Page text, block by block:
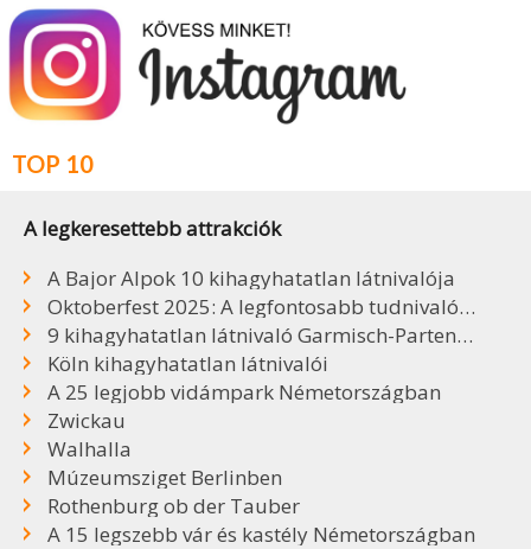
TOP 10
A legkeresettebb attrakciók
A Bajor Alpok 10 kihagyhatatlan látnivalója
Oktoberfest 2025: A legfontosabb tudnivalók, sörök, árak
9 kihagyhatatlan látnivaló Garmisch-Partenkirchenben
Köln kihagyhatatlan látnivalói
A 25 legjobb vidámpark Németországban
Zwickau
Walhalla
Múzeumsziget Berlinben
Rothenburg ob der Tauber
A 15 legszebb vár és kastély Németországban